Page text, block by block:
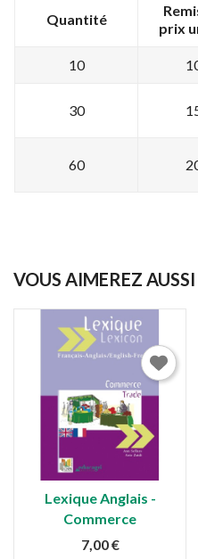
Quantité
prix
10
30
60
VOUS AIMEREZ AUSSI
Lexique Anglais -
Commerce
7,00 €